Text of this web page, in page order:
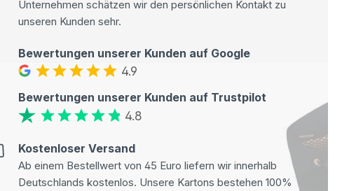
Unternehmen schätzen wir den persönlichen Kontakt zu
unseren Kunden sehr.
Bewertungen unserer Kunden auf Google
4.9
Bewertungen unserer Kunden auf Trustpilot
4.8
Kostenloser Versand
Ab einem Bestellwert von 45 Euro liefern wir innerhalb
Deutschlands kostenlos. Unsere Kartons bestehen 100%